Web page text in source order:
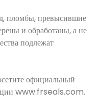
пломбы, превысившие
и обработаны, а не
подлежат
официальный
www.frseals.com.